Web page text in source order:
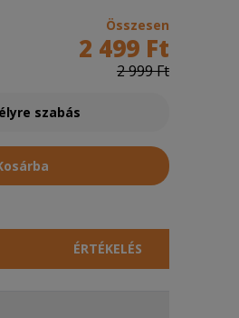
Összesen
2 499 Ft
2 999 Ft
szabás
ÉRTÉKELÉS